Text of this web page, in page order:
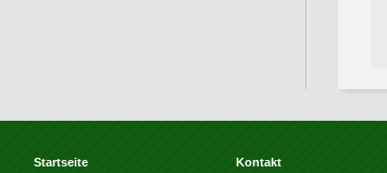
Startseite
Kontakt